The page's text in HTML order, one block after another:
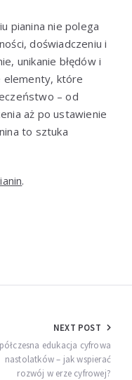
pianina nie polega
doświadczeniu i
unikanie błędów i
elementy, które
– od
aż po ustawienie
to sztuka
.
NEXT POST
edukacja cyfrowa
nastolatków – jak wspierać
rozwój w erze cyfrowej?